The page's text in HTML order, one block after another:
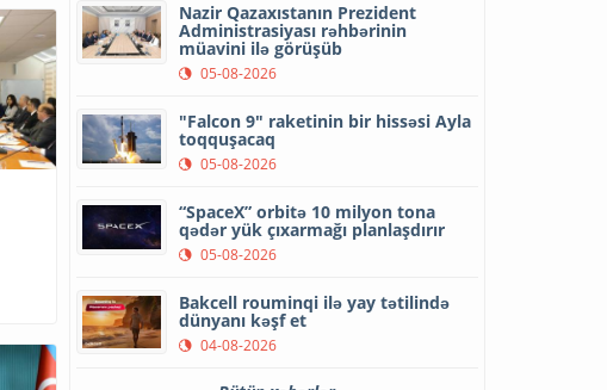
Nazir Qazaxıstanın Prezident
Administrasiyası rəhbərinin
müavini ilə görüşüb
05-08-2026
"Falcon 9" raketinin bir hissəsi Ayla
toqquşacaq
05-08-2026
“SpaceX” orbitə 10 milyon tona
qədər yük çıxarmağı planlaşdırır
05-08-2026
Bakcell rouminqi ilə yay tətilində
dünyanı kəşf et
04-08-2026